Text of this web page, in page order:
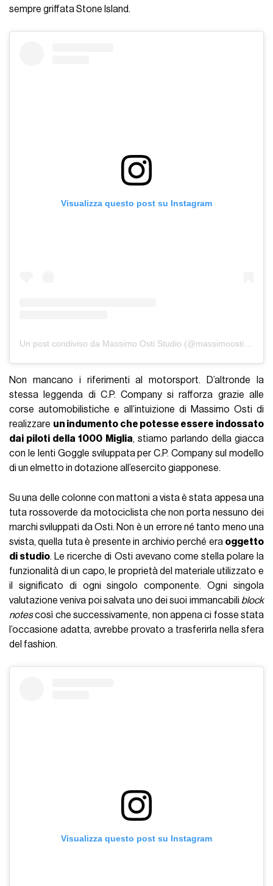
sempre griffata Stone Island.
Visualizza questo post su Instagram
Non mancano i riferimenti al motorsport. D’altronde la
stessa leggenda di C.P. Company si rafforza grazie alle
corse automobilistiche e all’intuizione di Massimo Osti di
realizzare un indumento che potesse essere indossato
dai piloti della 1000 Miglia, stiamo parlando della giacca
con le lenti Goggle sviluppata per C.P. Company sul modello
di un elmetto in dotazione all’esercito giapponese.
Su una delle colonne con mattoni a vista è stata appesa una
tuta rossoverde da motociclista che non porta nessuno dei
marchi sviluppati da Osti. Non è un errore né tanto meno una
svista, quella tuta è presente in archivio perché era oggetto
di studio. Le ricerche di Osti avevano come stella polare la
funzionalità di un capo, le proprietà del materiale utilizzato e
il significato di ogni singolo componente. Ogni singola
valutazione veniva poi salvata uno dei suoi immancabili block
notescosì che successivamente, non appena ci fosse stata
l’occasione adatta, avrebbe provato a trasferirla nella sfera
del fashion.
Visualizza questo post su Instagram